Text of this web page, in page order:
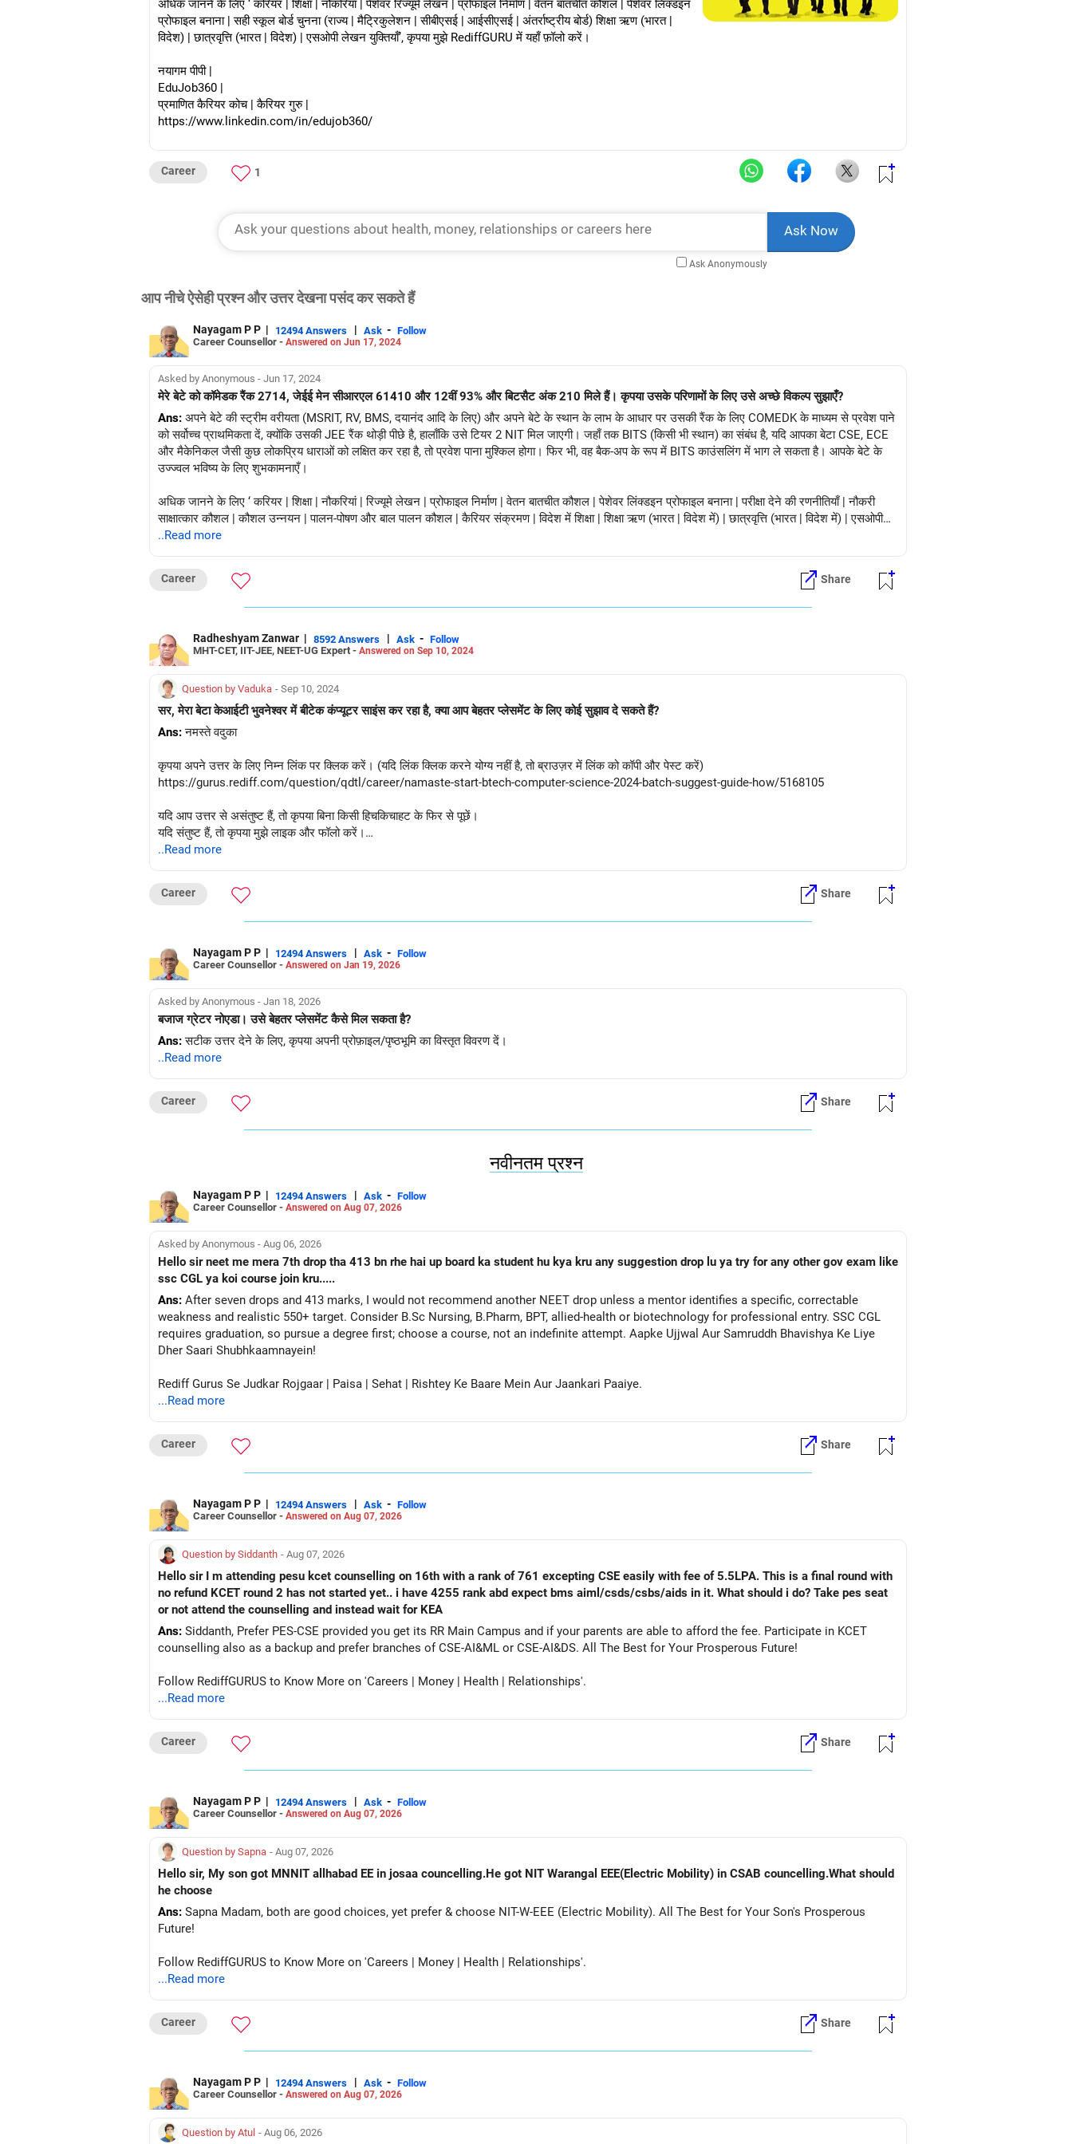
अधिक जानने के लिए ‘ करियर | शिक्षा | नौकरियां | पेशेवर रिज्यूमे लेखन | प्रोफाइल निर्माण | वेतन बातचीत कौशल | पेशेवर लिंक्डइन
प्रोफाइल बनाना | सही स्कूल बोर्ड चुनना (राज्य | मैट्रिकुलेशन | सीबीएसई | आईसीएसई | अंतर्राष्ट्रीय बोर्ड) शिक्षा ऋण (भारत |
विदेश) | छात्रवृत्ति (भारत | विदेश) | एसओपी लेखन युक्तियाँ’, कृपया मुझे RediffGURU में यहाँ फ़ॉलो करें।
नयागम पीपी |
EduJob360 |
प्रमाणित कैरियर कोच | कैरियर गुरु |
https://www.linkedin.com/in/edujob360/
Career 1
Ask Anonymously
आप नीचे ऐसेही प्रश्न और उत्तर देखना पसंद कर सकते हैं
Nayagam P P | 12494 Answers | Ask - Follow
Career Counsellor - Answered on Jun 17, 2024
Asked by Anonymous - Jun 17, 2024
मेरे बेटे को कॉमेडक रैंक 2714, जेईई मेन सीआरएल 61410 और 12वीं 93% और बिटसैट अंक 210 मिले हैं। कृपया उसके परिणामों के लिए उसे अच्छे विकल्प सुझाएँ?
Ans: अपने बेटे की स्ट्रीम वरीयता (MSRIT, RV, BMS, दयानंद आदि के लिए) और अपने बेटे के स्थान के लाभ के आधार पर उसकी रैंक के लिए COMEDK के माध्यम से प्रवेश पाने
को सर्वोच्च प्राथमिकता दें, क्योंकि उसकी JEE रैंक थोड़ी पीछे है, हालाँकि उसे टियर 2 NIT मिल जाएगी। जहाँ तक BITS (किसी भी स्थान) का संबंध है, यदि आपका बेटा CSE, ECE
और मैकेनिकल जैसी कुछ लोकप्रिय धाराओं को लक्षित कर रहा है, तो प्रवेश पाना मुश्किल होगा। फिर भी, वह बैक-अप के रूप में BITS काउंसलिंग में भाग ले सकता है। आपके बेटे के
उज्ज्वल भविष्य के लिए शुभकामनाएँ।
अधिक जानने के लिए ‘ करियर | शिक्षा | नौकरियां | रिज्यूमे लेखन | प्रोफाइल निर्माण | वेतन बातचीत कौशल | पेशेवर लिंक्डइन प्रोफाइल बनाना | परीक्षा देने की रणनीतियाँ | नौकरी
साक्षात्कार कौशल | कौशल उन्नयन | पालन-पोषण और बाल पालन कौशल | कैरियर संक्रमण | विदेश में शिक्षा | शिक्षा ऋण (भारत | विदेश में) | छात्रवृत्ति (भारत | विदेश में) | एसओपी
लेखन युक्तियाँ’, कृपया मुझे RediffGURU में यहाँ फ़ॉलो करें।
EduJob360 |
..Read more
Career Share
Radheshyam Zanwar | 8592 Answers | Ask - Follow
MHT-CET, IIT-JEE, NEET-UG Expert - Answered on Sep 10, 2024
Question by Vaduka - Sep 10, 2024
सर, मेरा बेटा केआईटी भुवनेश्वर में बीटेक कंप्यूटर साइंस कर रहा है, क्या आप बेहतर प्लेसमेंट के लिए कोई सुझाव दे सकते हैं?
Ans:नमस्ते वदुका
कृपया अपने उत्तर के लिए निम्न लिंक पर क्लिक करें। (यदि लिंक क्लिक करने योग्य नहीं है, तो ब्राउज़र में लिंक को कॉपी और पेस्ट करें)
https://gurus.rediff.com/question/qdtl/career/namaste-start-btech-computer-science-2024-batch-suggest-guide-how/5168105
यदि आप उत्तर से असंतुष्ट हैं, तो कृपया बिना किसी हिचकिचाहट के फिर से पूछें।
यदि संतुष्ट हैं, तो कृपया मुझे लाइक और फॉलो करें।
धन्यवाद।
..Read more
Career Share
Nayagam P P | 12494 Answers | Ask - Follow
Career Counsellor - Answered on Jan 19, 2026
Asked by Anonymous - Jan 18, 2026
बजाज ग्रेटर नोएडा। उसे बेहतर प्लेसमेंट कैसे मिल सकता है?
Ans:सटीक उत्तर देने के लिए, कृपया अपनी प्रोफ़ाइल/पृष्ठभूमि का विस्तृत विवरण दें।
..Read more
Career Share
नवीनतम प्रश्न
Nayagam P P | 12494 Answers | Ask - Follow
Career Counsellor - Answered on Aug 07, 2026
Asked by Anonymous - Aug 06, 2026
Hello sir neet me mera 7th drop tha 413 bn rhe hai up board ka student hu kya kru any suggestion drop lu ya try for any other gov exam like
ssc CGL ya koi course join kru.....
Ans: After seven drops and 413 marks, I would not recommend another NEET drop unless a mentor identifies a specific, correctable
weakness and realistic 550+ target. Consider B.Sc Nursing, B.Pharm, BPT, allied-health or biotechnology for professional entry. SSC CGL
requires graduation, so pursue a degree first; choose a course, not an indefinite attempt. Aapke Ujjwal Aur Samruddh Bhavishya Ke Liye
Dher Saari Shubhkaamnayein!
Rediff Gurus Se Judkar Rojgaar | Paisa | Sehat | Rishtey Ke Baare Mein Aur Jaankari Paaiye.
...Read more
Career Share
Nayagam P P | 12494 Answers | Ask - Follow
Career Counsellor - Answered on Aug 07, 2026
Question by Siddanth - Aug 07, 2026
Hello sir I m attending pesu kcet counselling on 16th with a rank of 761 excepting CSE easily with fee of 5.5LPA. This is a final round with
no refund KCET round 2 has not started yet.. i have 4255 rank abd expect bms aiml/csds/csbs/aids in it. What should i do? Take pes seat
or not attend the counselling and instead wait for KEA
Ans: Siddanth, Prefer PES-CSE provided you get its RR Main Campus and if your parents are able to afford the fee. Participate in KCET
counselling also as a backup and prefer branches of CSE-AI&ML or CSE-AI&DS. All The Best for Your Prosperous Future!
Follow RediffGURUS to Know More on 'Careers | Money | Health | Relationships'.
...Read more
Career Share
Nayagam P P | 12494 Answers | Ask - Follow
Career Counsellor - Answered on Aug 07, 2026
Question by Sapna - Aug 07, 2026
Hello sir, My son got MNNIT allhabad EE in josaa councelling.He got NIT Warangal EEE(Electric Mobility) in CSAB councelling.What should
he choose
Ans: Sapna Madam, both are good choices, yet prefer & choose NIT-W-EEE (Electric Mobility). All The Best for Your Son's Prosperous
Future!
Follow RediffGURUS to Know More on 'Careers | Money | Health | Relationships'.
...Read more
Career Share
Nayagam P P | 12494 Answers | Ask - Follow
Career Counsellor - Answered on Aug 07, 2026
Question by Atul - Aug 06, 2026